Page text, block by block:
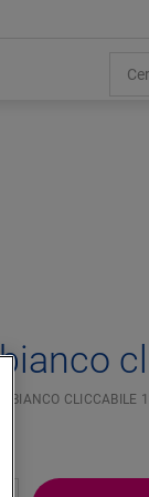
BIANCO CLICCABILE